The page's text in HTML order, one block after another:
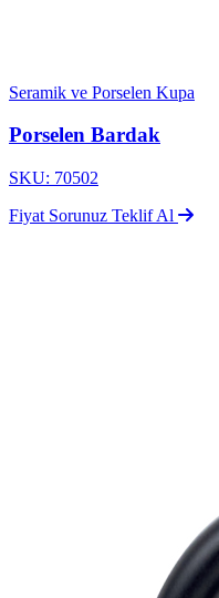
Seramik ve Porselen Kupa
Porselen Bardak
SKU: 70502
Fiyat Sorunuz Teklif Al